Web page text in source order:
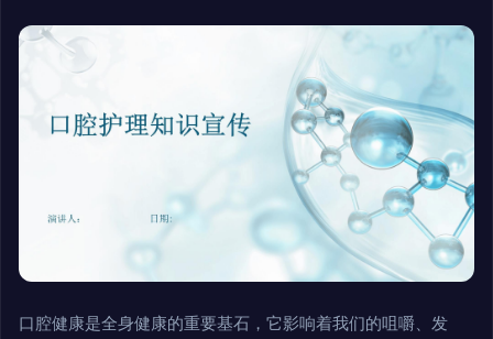
口腔健康是全身健康的重要基石，它影响着我们的咀嚼、发